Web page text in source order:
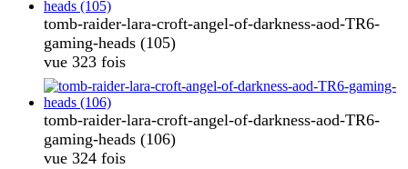
tomb-raider-lara-croft-angel-of-darkness-aod-TR6-
gaming-heads (105)
vue 323 fois
tomb-raider-lara-croft-angel-of-darkness-aod-TR6-
gaming-heads (106)
vue 324 fois